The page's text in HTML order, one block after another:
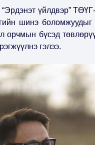
үйлдвэр”
шинэ
орчмын бүсэд
гэлээ.